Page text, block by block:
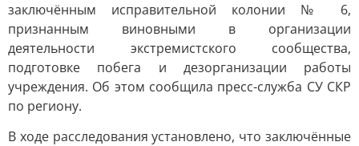
заключённым исправительной колонии № 6,
признанным виновными в организации
деятельности экстремистского сообщества,
подготовке побега и дезорганизации работы
учреждения. Об этом сообщила пресс-служба СУ СКР
по региону.
В ходе расследования установлено, что заключённые